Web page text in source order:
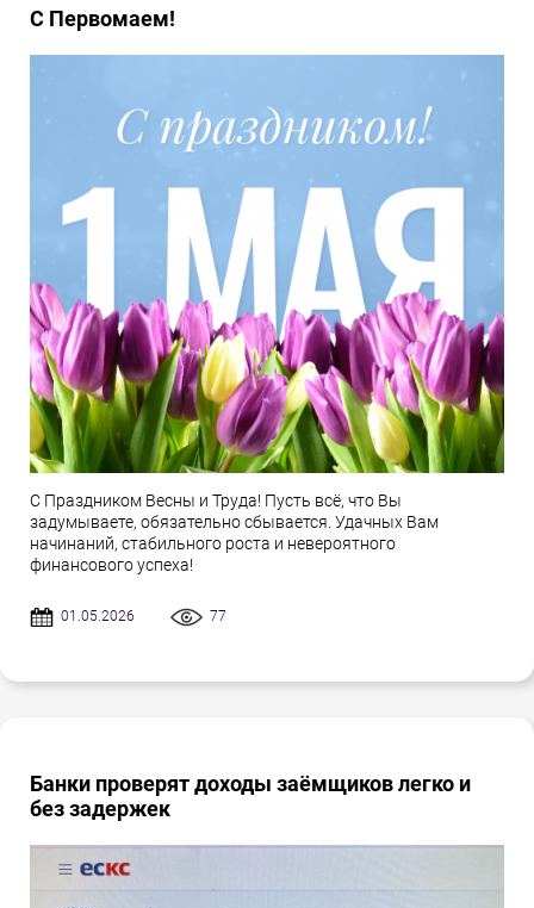
С Первомаем!
С Праздником Весны и Труда! Пусть всё, что Вы
задумываете, обязательно сбывается. Удачных Вам
начинаний, стабильного роста и невероятного
финансового успеха!
01.05.2026 77
Банки проверят доходы заёмщиков легко и
без задержек